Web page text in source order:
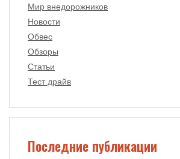
Мир внедорожников
Новости
Обвес
Обзоры
Статьи
Тест драйв
Последние публикации